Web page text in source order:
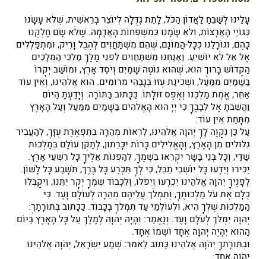
עָלֵינוּ לְשַׁבֵּחַ לַאֲדוֹן הַכֹּל, לָתֵת גְּדֻלָּה לְיוֹצֵר בְּרֵאשִׁית, שֶׁלֹּא עָשָׂנוּ
כְּגוֹיֵי הָאֲרָצוֹת, וְלֹא שָׂמָנוּ כְּמִשְׁפְּחוֹת הָאֲדָמָה. שֶׁלֹּא שָׂם חֶלְקֵנוּ
כָּהֶם, וגוֹרָלֵנוּ כְּכָל-הֲמוֹנָם, שֶׁהֵם מִשְׁתַּחֲוִים לְהֶבֶל וָרִיק, וּמִתְפַּלְּלִים
אֶל אֵל לֹא יוֹשִׁיעַ. וַאֲנַחְנוּ מִשְׁתַּחֲוִים לִפְנֵי מֶלֶךְ מַלְכֵי הַמְּלָכִים
הַקָּדוֹשׁ בָּרוּךְ הוּא, שֶׁהוּא נוֹטֶה שָׁמַיִם וְיֹסֵד אָרֶץ, וּמוֹשַׁב יְקָרוֹ
בַּשָּׁמַיִם מִמַּעַל, וּשְׁכִינַת עֻזּוֹ בְּגָבְהֵי מְרוֹמִים. הוּא אֱלֹהֵינוּ, וְאֵין עוֹד
אַחֵר, אֱמֶת מַלְכֵּנוּ וְאֶפֶס זוּלָתוֹ. כַּכָּתוּב בַּתּוֹרָה: וְיָדַעְתָּ הַיּוֹם
וַהֲשֵׁבֹתָ אֶל לְבָבֶךָ כִּי יְיָ הוּא הָאֱלֹהִים בַּשָּׁמַיִם מִמַּעַל וְעַל הָאָרֶץ
מִתָּחַת אֵין עוֹד:
עַל כֵּן נְקַוֶּה לָּךְ יְהֹוָה אֱלֹהֵינוּ, לִרְאוֹת מְהֵרָה בְּתִפְאֶרֶת עֻזָּךְ, לְהַעֲבִיר
גִּלּוּלִים מִן הָאָרֶץ, וְהָאֱלִילִים כָּרוֹת יִכָּרֵתוּן, לְתַקֵּן עוֹלָם בְּמַלְכוּת
שַׁדַּי, וְכָל בְּנֵי בָשָׂר יִקְרְאוּ בִשְׁמֶךָ, לְהַפְנוֹת אֵלֶיךָ כָּל רִשְׁעֵי אָרֶץ.
יַכִּירוּ וְיֵדְעוּ כָּל יוֹשְׁבֵי תֵבֵל, כִּי לְךָ תִּכְרַע כָּל בֶּרֶךְ, תִּשָּׁבַע כָּל לָשׁוֹן.
לְפָנֶיךָ יְהֹוָה אֱלֹהֵינוּ יִכְרְעוּ וְיִפֹּלוּ, וְלִכְבוֹד שִׁמְךָ יְקָר יִתֵּנוּ, וִיקַבְּלוּ
כֻלָּם אֶת עֹל מַלְכוּתֶךָ, וְתִמְלֹךְ עֲלֵיהֶם מְהֵרָה לְעוֹלָם וָעֶד. כִּי
הַמַּלְכוּת שֶׁלְּךָ הִיא, וּלְעוֹלְמֵי עַד תִּמְלֹךְ בְּכָבוֹד. כַּכָּתוּב בְּתוֹרָתָךְ:
יְהוָה יִמְלֹךְ לְעֹלָם וָעֶד. וְנֶאֱמַר: וְהָיָה יְהוָה לְמֶלֶךְ עַל כָּל הָאָרֶץ בַּיּוֹם
הַהוּא יִהְיֶה יְהוָה אֶחָד וּשְׁמוֹ אֶחָד.
וּבְתורָתְךָ יְהֹוָה אֱלהֵינוּ כָּתוּב לֵאמר: שְׁמַע יִשְׂרָאֵל, יְהֹוָה אֱלהֵינוּ